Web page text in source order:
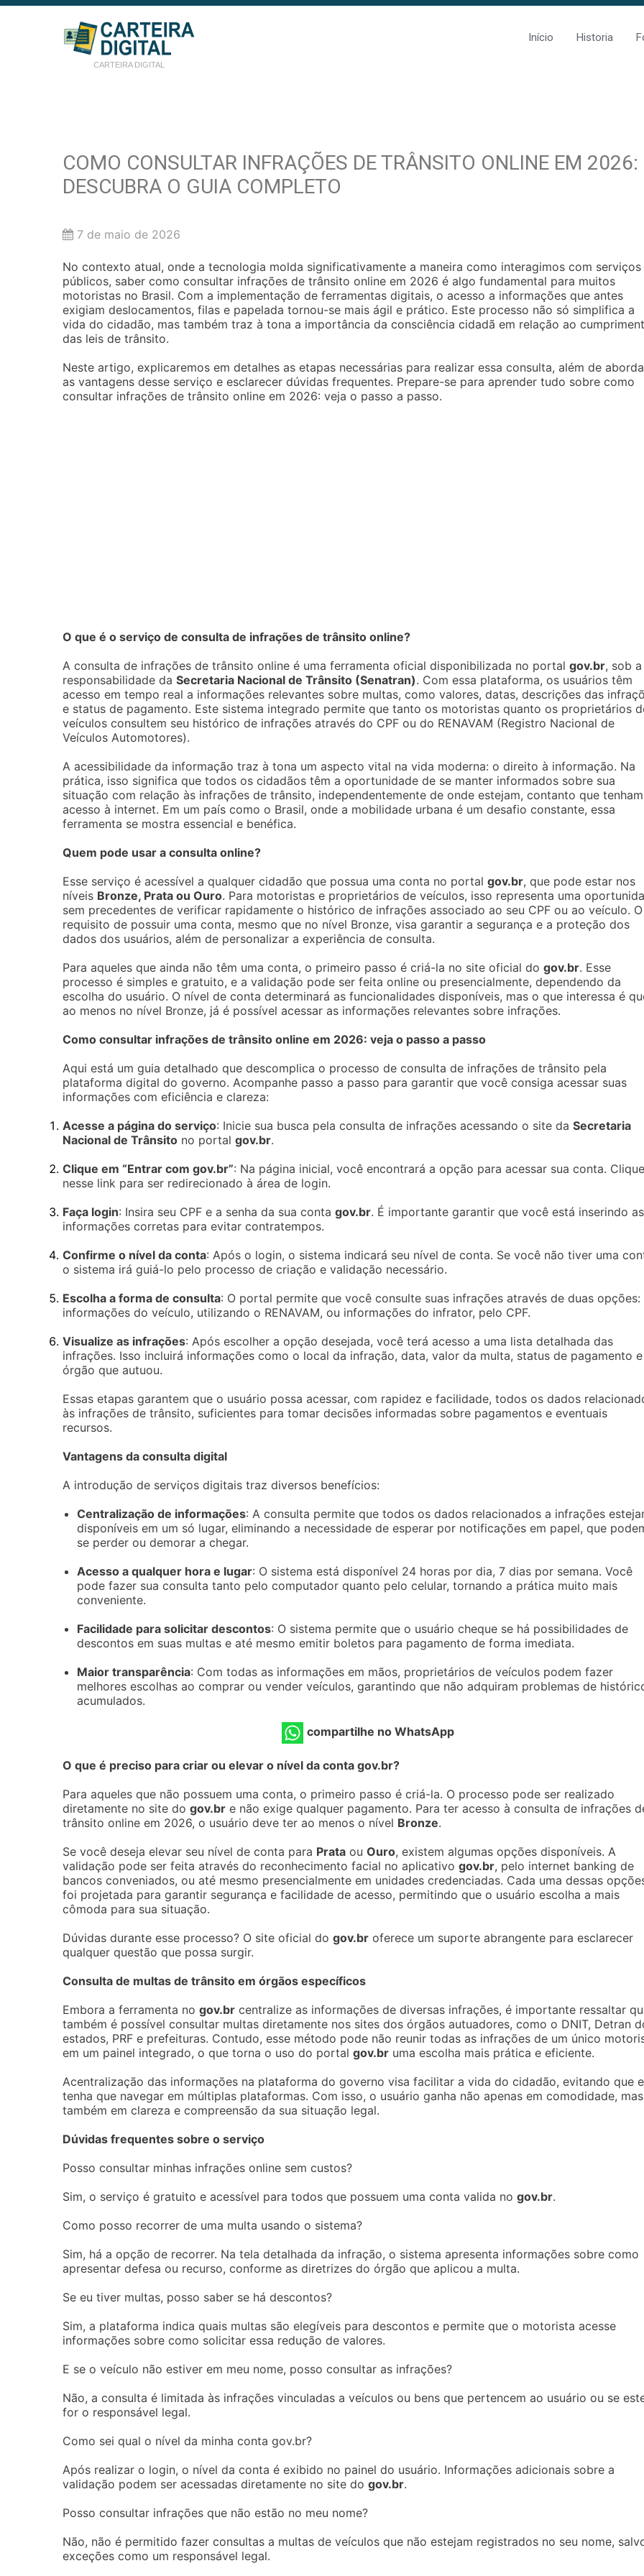
CARTEIRA DIGITAL
Início Historia
COMO CONSULTAR INFRAÇÕES DE TRÂNSITO ONLINE EM 2026:
DESCUBRA O GUIA COMPLETO
7 de maio de 2026
No contexto atual, onde a tecnologia molda significativamente a maneira como interagimos com serviços
públicos, saber como consultar infrações de trânsito online em 2026 é algo fundamental para muitos
motoristas no Brasil. Com a implementação de ferramentas digitais, o acesso a informações que antes
exigiam deslocamentos, filas e papelada tornou-se mais ágil e prático. Este processo não só simplifica a
vida do cidadão, mas também traz à tona a importância da consciência cidadã em relação ao
das leis de trânsito.
Neste artigo, explicaremos em detalhes as etapas necessárias para realizar essa consulta, além de
as vantagens desse serviço e esclarecer dúvidas frequentes. Prepare-se para aprender tudo sobre como
consultar infrações de trânsito online em 2026: veja o passo a passo.
O que é o serviço de consulta de infrações de trânsito online?
A consulta de infrações de trânsito online é uma ferramenta oficial disponibilizada no portal gov.br, sob a
responsabilidade da Secretaria Nacional de Trânsito (Senatran). Com essa plataforma, os usuários têm
acesso em tempo real a informações relevantes sobre multas, como valores, datas, descrições das
e status de pagamento. Este sistema integrado permite que tanto os motoristas quanto os proprietários
veículos consultem seu histórico de infrações através do CPF ou do RENAVAM (Registro Nacional de
Veículos Automotores).
A acessibilidade da informação traz à tona um aspecto vital na vida moderna: o direito à informação. Na
prática, isso significa que todos os cidadãos têm a oportunidade de se manter informados sobre sua
situação com relação às infrações de trânsito, independentemente de onde estejam, contanto que tenham
acesso à internet. Em um país como o Brasil, onde a mobilidade urbana é um desafio constante, essa
ferramenta se mostra essencial e benéfica.
Quem pode usar a consulta online?
Esse serviço é acessível a qualquer cidadão que possua uma conta no portal gov.br, que pode estar nos
níveis Bronze, Prata ou Ouro. Para motoristas e proprietários de veículos, isso representa uma
sem precedentes de verificar rapidamente o histórico de infrações associado ao seu CPF ou ao veículo. O
requisito de possuir uma conta, mesmo que no nível Bronze, visa garantir a segurança e a proteção dos
dados dos usuários, além de personalizar a experiência de consulta.
Para aqueles que ainda não têm uma conta, o primeiro passo é criá-la no site oficial do gov.br. Esse
processo é simples e gratuito, e a validação pode ser feita online ou presencialmente, dependendo da
escolha do usuário. O nível de conta determinará as funcionalidades disponíveis, mas o que interessa é
ao menos no nível Bronze, já é possível acessar as informações relevantes sobre infrações.
Como consultar infrações de trânsito online em 2026: veja o passo a passo
Aqui está um guia detalhado que descomplica o processo de consulta de infrações de trânsito pela
plataforma digital do governo. Acompanhe passo a passo para garantir que você consiga acessar suas
informações com eficiência e clareza:
Acesse a página do serviço: Inicie sua busca pela consulta de infrações acessando o site da Secretaria
Nacional de Trânsito no portal gov.br.
Clique em “Entrar com gov.br”: Na página inicial, você encontrará a opção para acessar sua conta. Clique
nesse link para ser redirecionado à área de login.
Faça login: Insira seu CPF e a senha da sua conta gov.br. É importante garantir que você está inserindo as
informações corretas para evitar contratempos.
Confirme o nível da conta: Após o login, o sistema indicará seu nível de conta. Se você não tiver uma
o sistema irá guiá-lo pelo processo de criação e validação necessário.
Escolha a forma de consulta: O portal permite que você consulte suas infrações através de duas opções:
informações do veículo, utilizando o RENAVAM, ou informações do infrator, pelo CPF.
Visualize as infrações: Após escolher a opção desejada, você terá acesso a uma lista detalhada das
infrações. Isso incluirá informações como o local da infração, data, valor da multa, status de pagamento e
órgão que autuou.
Essas etapas garantem que o usuário possa acessar, com rapidez e facilidade, todos os dados
às infrações de trânsito, suficientes para tomar decisões informadas sobre pagamentos e eventuais
recursos.
Vantagens da consulta digital
A introdução de serviços digitais traz diversos benefícios:
Centralização de informações: A consulta permite que todos os dados relacionados a infrações
disponíveis em um só lugar, eliminando a necessidade de esperar por notificações em papel, que
se perder ou demorar a chegar.
Acesso a qualquer hora e lugar: O sistema está disponível 24 horas por dia, 7 dias por semana. Você
pode fazer sua consulta tanto pelo computador quanto pelo celular, tornando a prática muito mais
conveniente.
Facilidade para solicitar descontos: O sistema permite que o usuário cheque se há possibilidades de
descontos em suas multas e até mesmo emitir boletos para pagamento de forma imediata.
Maior transparência: Com todas as informações em mãos, proprietários de veículos podem fazer
melhores escolhas ao comprar ou vender veículos, garantindo que não adquiram problemas de
acumulados.
compartilhe no WhatsApp
O que é preciso para criar ou elevar o nível da conta gov.br?
Para aqueles que não possuem uma conta, o primeiro passo é criá-la. O processo pode ser realizado
diretamente no site do gov.br e não exige qualquer pagamento. Para ter acesso à consulta de infrações
trânsito online em 2026, o usuário deve ter ao menos o nível Bronze.
Se você deseja elevar seu nível de conta para Prata ou Ouro, existem algumas opções disponíveis. A
validação pode ser feita através do reconhecimento facial no aplicativo gov.br, pelo internet banking de
bancos conveniados, ou até mesmo presencialmente em unidades credenciadas. Cada uma dessas
foi projetada para garantir segurança e facilidade de acesso, permitindo que o usuário escolha a mais
cômoda para sua situação.
Dúvidas durante esse processo? O site oficial do gov.br oferece um suporte abrangente para esclarecer
qualquer questão que possa surgir.
Consulta de multas de trânsito em órgãos específicos
Embora a ferramenta no gov.br centralize as informações de diversas infrações, é importante ressaltar
também é possível consultar multas diretamente nos sites dos órgãos autuadores, como o DNIT, Detran
estados, PRF e prefeituras. Contudo, esse método pode não reunir todas as infrações de um único
em um painel integrado, o que torna o uso do portal gov.br uma escolha mais prática e eficiente.
Acentralização das informações na plataforma do governo visa facilitar a vida do cidadão, evitando que
tenha que navegar em múltiplas plataformas. Com isso, o usuário ganha não apenas em comodidade, mas
também em clareza e compreensão da sua situação legal.
Dúvidas frequentes sobre o serviço
Posso consultar minhas infrações online sem custos?
Sim, o serviço é gratuito e acessível para todos que possuem uma conta valida no gov.br.
Como posso recorrer de uma multa usando o sistema?
Sim, há a opção de recorrer. Na tela detalhada da infração, o sistema apresenta informações sobre como
apresentar defesa ou recurso, conforme as diretrizes do órgão que aplicou a multa.
Se eu tiver multas, posso saber se há descontos?
Sim, a plataforma indica quais multas são elegíveis para descontos e permite que o motorista acesse
informações sobre como solicitar essa redução de valores.
E se o veículo não estiver em meu nome, posso consultar as infrações?
Não, a consulta é limitada às infrações vinculadas a veículos ou bens que pertencem ao usuário ou se
for o responsável legal.
Como sei qual o nível da minha conta gov.br?
Após realizar o login, o nível da conta é exibido no painel do usuário. Informações adicionais sobre a
validação podem ser acessadas diretamente no site do gov.br.
Posso consultar infrações que não estão no meu nome?
Não, não é permitido fazer consultas a multas de veículos que não estejam registrados no seu nome,
exceções como um responsável legal.